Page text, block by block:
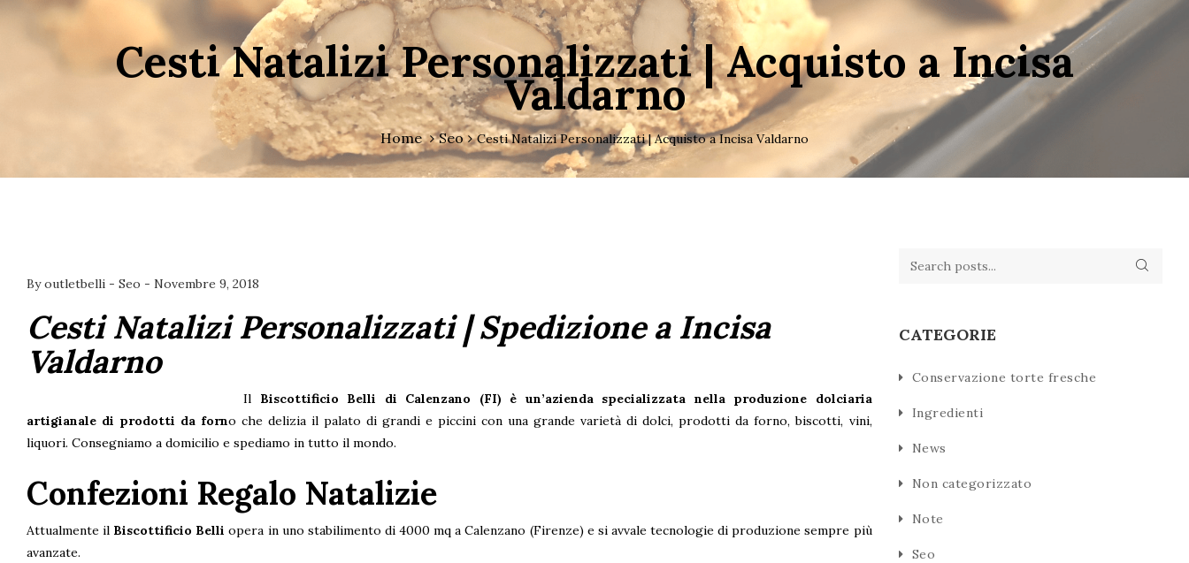
Cesti Natalizi Personalizzati | Acquisto a Incisa
Valdarno
Home Seo Cesti Natalizi Personalizzati | Acquisto a Incisa Valdarno
Byoutletbelli - Seo - Novembre 9, 2018
Cesti Natalizi Personalizzati | Spedizione a Incisa
Valdarno
Il Biscottificio Belli di Calenzano (FI)
è un’azienda specializzata nella produzione dolciaria
artigianale di prodotti da forno che delizia il palato di grandi e piccini con una grande varietà di dolci, prodotti da forno, biscotti, vini,
liquori. Consegniamo a domicilio e spediamo in tutto il mondo.
Confezioni Regalo Natalizie
Attualmente il Biscottificio Belli opera in uno stabilimento di 4000 mq a Calenzano (Firenze) e si avvale tecnologie di produzione sempre più
avanzate.
CATEGORIE
Conservazione torte fresche
Ingredienti
News
Non categorizzato
Note
Seo